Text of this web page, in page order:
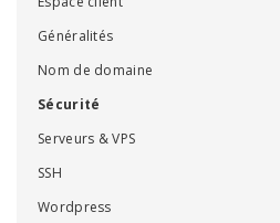
Généralités
Nom de domaine
Sécurité
Serveurs & VPS
SSH
Wordpress